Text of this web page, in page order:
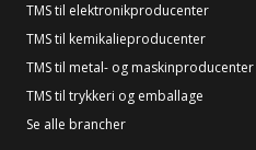
TMS til elektronikproducenter
TMS til kemikalieproducenter
TMS til metal- og maskinproducenter
TMS til trykkeri og emballage
Se alle brancher